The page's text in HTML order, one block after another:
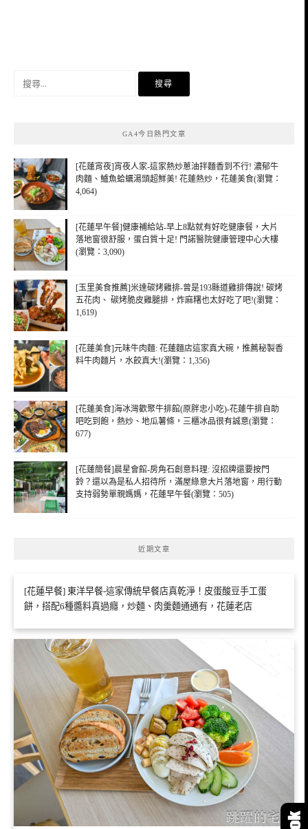
GA4今日熱門文章
[花蓮宵夜]宵夜人家-這家熱炒蔥油拌麵香到不行! 濃郁牛
肉麵、鱸魚蛤蠣湯頭超鮮美! 花蓮熱炒，花蓮美食(瀏覽：
4,064)
[花蓮早午餐]健康補給站-早上8點就有好吃健康餐，大片
落地窗很舒服，蛋白質十足! 門諾醫院健康管理中心大樓
(瀏覽：3,090)
[玉里美食推薦]米達碳烤雞排-曾是193縣道雞排傳說! 碳烤
五花肉、 碳烤脆皮雞腿排，炸麻糬也太好吃了吧!(瀏覽：
1,619)
[花蓮美食]元味牛肉麵: 花蓮麵店這家真大碗，推薦秘製香
料牛肉麵片，水餃真大!(瀏覽：1,356)
[花蓮美食]海冰灣歡聚牛排館(原胖忠小吃)-花蓮牛排自助
吧吃到飽，熱炒、地瓜薯條，三櫃冰品很有誠意(瀏覽：
677)
[花蓮簡餐]晨星會館-房角石創意料理: 沒招牌還要按門
鈴？還以為是私人招待所，滿屋綠意大片落地窗，用行動
支持弱勢單親媽媽，花蓮早午餐(瀏覽：505)
近期文章
[花蓮早餐] 東洋早餐-這家傳統早餐店真乾淨！皮蛋酸豆手工蛋
餅，搭配6種醬料真過癮，炒麵、肉羹麵通通有，花蓮老店